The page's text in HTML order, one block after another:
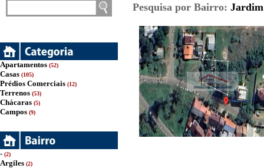
Apartamentos (52)
Casas (105)
Prédios Comerciais (12)
Terrenos (53)
Chácaras (5)
Campos (9)
- (2)
Argiles (2)
Pesquisa por Bairro: Jardim